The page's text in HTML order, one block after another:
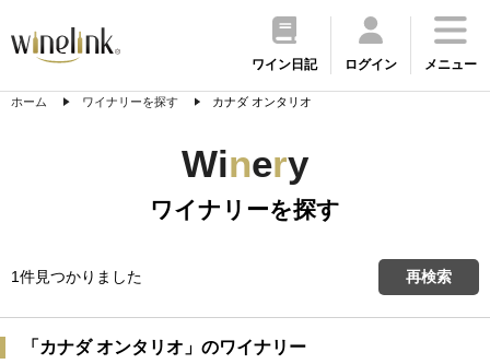
ワイン日記 ログイン メニュー
ホーム ワイナリーを探す カナダ オンタリオ
Winery
ワイナリーを探す
1件見つかりました 再検索
「カナダ オンタリオ」のワイナリー